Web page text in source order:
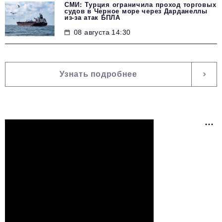
СМИ: Турция ограничила проход торговых
судов в Черное море через Дарданеллы
из-за атак БПЛА
08 августа 14:30
Узнать подробнее